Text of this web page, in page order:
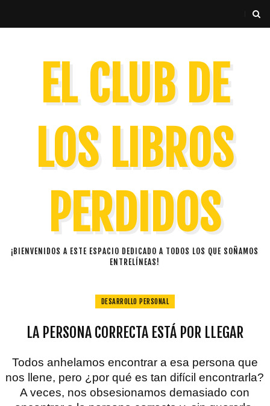
EL CLUB DE
LOS LIBROS
PERDIDOS
¡BIENVENIDOS A ESTE ESPACIO DEDICADO A TODOS LOS QUE SOÑAMOS
ENTRELÍNEAS!
DESARROLLO PERSONAL
LA PERSONA CORRECTA ESTÁ POR LLEGAR
Todos anhelamos encontrar a esa persona que
nos llene, pero ¿por qué es tan difícil encontrarla?
A veces, nos obsesionamos demasiado con